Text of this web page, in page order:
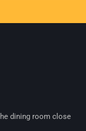
dining room close